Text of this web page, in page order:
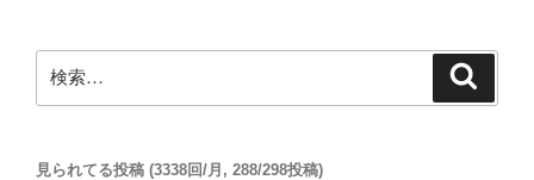
ー
ジ
ジ
索:
見られてる投稿 (3338回/月, 288/298投稿)